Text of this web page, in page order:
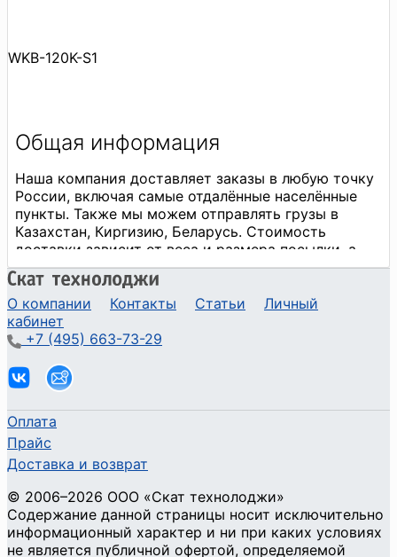
WKB-120K-S1
О компании Контакты Статьи
Личный
кабинет
+7 (495) 663-73-29
Оплата
Прайс
Доставка и возврат
© 2006–2026 ООО «Скат технолоджи»
Содержание данной страницы носит исключительно
информационный характер и ни при каких условиях
не является публичной офертой, определяемой